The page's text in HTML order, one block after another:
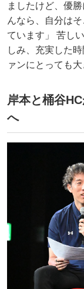
ましたけど、優
んなら、自分は
ています」 苦し
しみ、充実した
ァンにとっても
岸本と桶谷
へ